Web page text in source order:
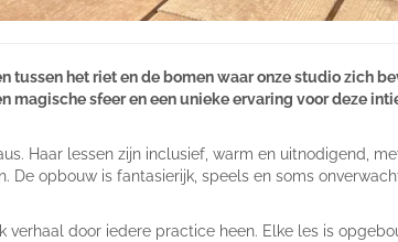
tussen het riet en de bomen waar onze studio zich
sfeer en een unieke ervaring voor deze
Haar lessen zijn inclusief, warm en uitnodigend,
opbouw is fantasierijk, speels en soms
door iedere practice heen. Elke les is